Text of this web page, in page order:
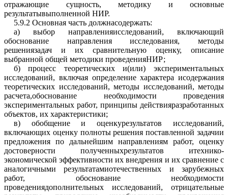
отражающие сущность, методику и основные
результатывыполненной НИР.
5.9.2 Основная часть должнасодержать:
а) выбор направленияисследований, включающий
обоснование направления исследования, методы
решениязадач и их сравнительную оценку, описание
выбранной общей методики проведенияНИР;
б) процесс теоретических и(или) экспериментальных
исследований, включая определение характера исодержания
теоретических исследований, методы исследований, методы
расчета,обоснование необходимости проведения
экспериментальных работ, принципы действияразработанных
объектов, их характеристики;
в) обобщение и оценкурезультатов исследований,
включающих оценку полноты решения поставленной задачии
предложения по дальнейшим направлениям работ, оценку
достоверности полученныхрезультатов итехнико-
экономической эффективности их внедрения и их сравнение с
аналогичными результатамиотечественных и зарубежных
работ, обоснование необходимости
проведениядополнительных исследований, отрицательные